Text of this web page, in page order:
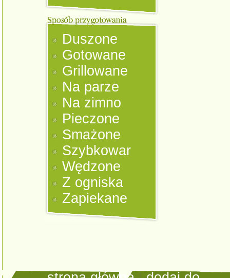
Duszone
Gotowane
Grillowane
Na parze
Na zimno
Pieczone
Smażone
Szybkowar
Wędzone
Z ogniska
Zapiekane